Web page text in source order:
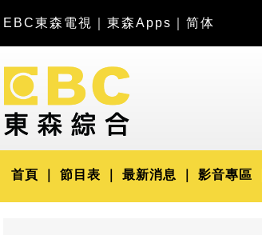
EBC東森電視 東森Apps 简体
首頁 節目表 最新消息 影音專區